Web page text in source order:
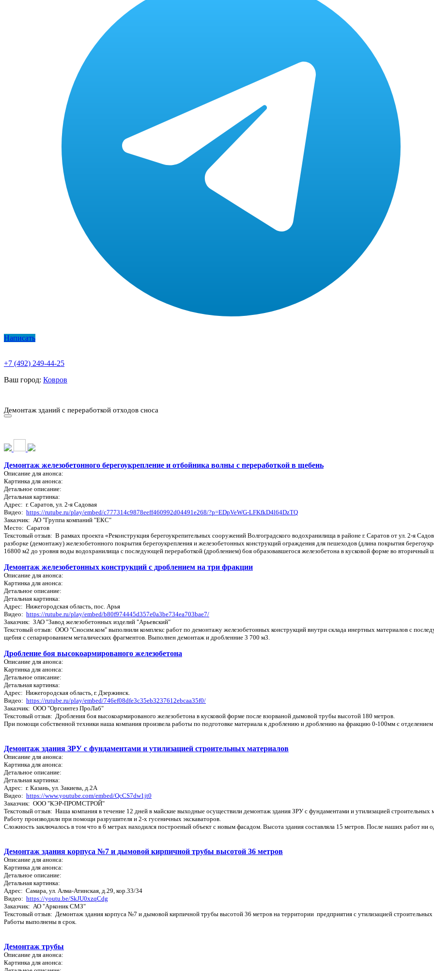
Написать
+7 (492) 249-44-25
Ваш город: Ковров
Демонтаж зданий с переработкой отходов сноса
Демонтаж железобетонного берегоукрепление и отбойника волны с переработкой в щебень
Описание для анонса:
Картинка для анонса:
Детальное описание:
Детальная картинка:
Адрес: г. Саратов, ул. 2-я Садовая
Видео: https://rutube.ru/play/embed/c777314c9878eeff460992d04491e268/?p=EDpVeWG-LFKfkD4l64DzTQ
Заказчик: АО "Группа компаний "ЕКС"
Место: Саратов
Текстовый отзыв: В рамках проекта «Реконструкция берегоукрепительных сооружений Волгоградского водохранилища в районе г. Саратов от ул. 2-
разборке (демонтажу) железобетонного покрытия берегоукрепления и железобетонных конструкций ограждения для пешеходов (длина покрытия
16800 м2 до уровня воды водохранилища с последующей переработкой (дроблением) боя образовавшегося железобетона в кусковой форме во вторичный
Демонтаж железобетонных конструкций с дроблением на три фракции
Описание для анонса:
Картинка для анонса:
Детальное описание:
Детальная картинка:
Адрес: Нижегородская область, пос. Арья
Видео: https://rutube.ru/play/embed/b80f974445d357e0a3be734ea703bae7/
Заказчик: ЗАО "Завод железобетонных изделий "Арьевский"
Текстовый отзыв: ООО "Сносим.ком" выполнили комплекс работ по демонтажу железобетонных конструкций внутри склада инертных материалов с
щебня с сепарированием металических фрагментов. Выполнен демонтаж и дробленние 3 700 м3.
Дробление боя высокоармированого железобетона
Описание для анонса:
Картинка для анонса:
Детальное описание:
Детальная картинка:
Адрес: Нижегородская область, г. Дзержинск.
Видео: https://rutube.ru/play/embed/746ef08dfe3c35eb3237612ebcaa35f0/
Заказчик: ООО "Оргсинтез ПроЛаб"
Текстовый отзыв: Дробления боя высокоармированого железобетона в кусковой форме после взорваной дымовой трубы высотой 180 метров.
При помощи собственной техники наша компания произвела работы по подготовке материала к дроблению и дроблению на фракцию 0-100мм с
Демонтаж здания ЗРУ с фундаментами и утилизацией строительных материалов
Описание для анонса:
Картинка для анонса:
Детальное описание:
Детальная картинка:
Адрес: г. Казань, ул. Закиева, д.2А
Видео: https://www.youtube.com/embed/QcCS7dw1jt0
Заказчик: ООО "КЭР-ПРОМСТРОЙ"
Текстовый отзыв: Наша компания в течение 12 дней в майские выходные осуществили демонтаж здания ЗРУ с фундаментами и утилизацией строительных
Работу производили при помощи разрушителя и 2-х гусеничных экскаваторов.
Сложность заключалось в том что в 6 метрах находился построеный объект с новым фасадом. Высота здания составляла 15 метров. После наших работ ни
Демонтаж здания корпуса №7 и дымовой кирпичной трубы высотой 36 метров
Описание для анонса:
Картинка для анонса:
Детальное описание:
Детальная картинка:
Адрес: Самара, ул. Алма-Атинская, д.29, кор.33/34
Видео: https://youtu.be/SkJU0xzqCdg
Заказчик: АО "Арконик СМЗ"
Текстовый отзыв: Демонтаж здания корпуса №7 и дымовой кирпичной трубы высотой 36 метров на территории предприятия с утилизацией строительных
Работы выполнены в срок.
Демонтаж трубы
Описание для анонса:
Картинка для анонса: